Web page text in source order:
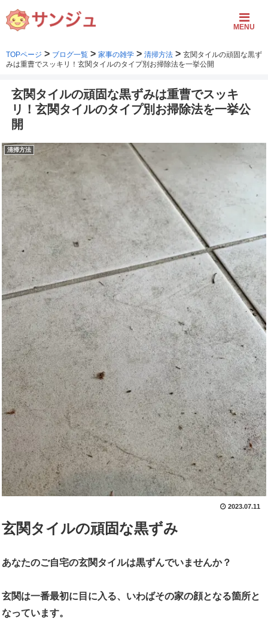
MENU
TOPページ > ブログ一覧 > 家事の雑学 > 清掃方法 > 玄関タイルの頑固な黒ず
みは重曹でスッキリ！玄関タイルのタイプ別お掃除法を一挙公開
玄関タイルの頑固な黒ずみは重曹でスッキ
リ！玄関タイルのタイプ別お掃除法を一挙公
開
清掃方法
2023.07.11
玄関タイルの頑固な黒ずみ
あなたのご自宅の玄関タイルは黒ずんでいませんか？
玄関は一番最初に目に入る、いわばその家の顔となる箇所と
なっています。